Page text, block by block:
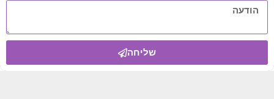
שליחה